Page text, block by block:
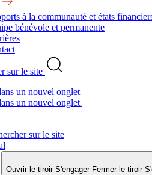
à la communauté et états
bénévole et permanente
sur le site
un nouvel onglet
un nouvel onglet
sur le site
Ouvrir le tiroir S'engager Fermer le tiroir